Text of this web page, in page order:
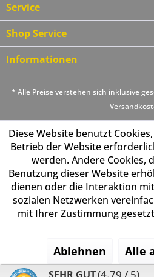
Service
Shop Service
Informationen
* Alle Preise verstehen sich inklusive
Diese Website benutzt
Betrieb der Website
werden. Andere Cookies,
Benutzung dieser Website
dienen oder die Interaktion
sozialen Netzwerken
mit Ihrer Zustimmung
Ablehnen Alle